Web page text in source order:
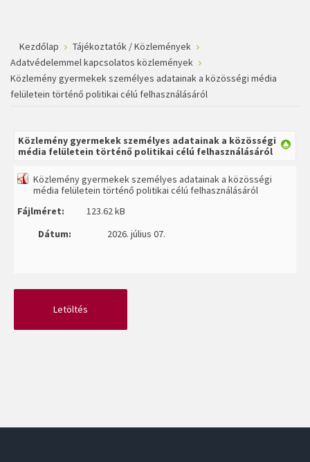
Kezdőlap
Tájékoztatók / Közlemények
Adatvédelemmel kapcsolatos közlemények
Közlemény gyermekek személyes adatainak a közösségi média
felületein történő politikai célú felhasználásáról
Közlemény gyermekek személyes adatainak a közösségi
média felületein történő politikai célú felhasználásáról
Közlemény gyermekek személyes adatainak a közösségi
média felületein történő politikai célú felhasználásáról
Fájlméret:
123.62 kB
Dátum:
2026. július 07.